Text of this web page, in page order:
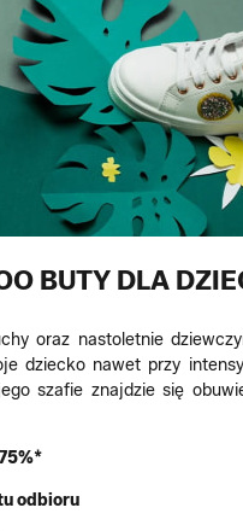
BUTY DLA
oraz nastoletnie
dziecko nawet przy
szafie znajdzie się
odbioru